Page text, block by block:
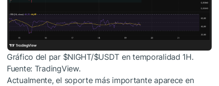
Gráfico del par $NIGHT/$USDT en temporalidad 1H.
Fuente: TradingView.
Actualmente, el soporte más importante aparece en